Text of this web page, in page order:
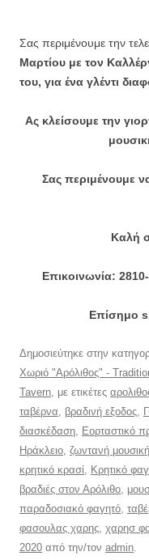
Σας περιμένουμε την
Μαρτίου με τον
του, για ένα γλέντι
Ας κλείσουμε την
Σας περιμένουμε
Καλή
Επικοινωνία:
Eπίσημο
Δημοσιεύτηκε στην
Χωριό "Αρόλιθος" -
Tavern , με ετικέτες
ταβέρνα
βραδινή εξοδος
διασκέδαση
Εορταστικό
Ηράκλειο ζωντανή μουσική
κρητικό κρασί
Κρητικό
βραδιές στον Αρόλιθο
παραδοσιακό φαγητό
φασουλας χαρης χαρησ
2020 από την/τον admin